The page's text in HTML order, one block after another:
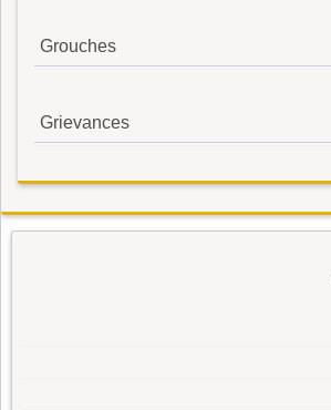
Grouches
Grievances